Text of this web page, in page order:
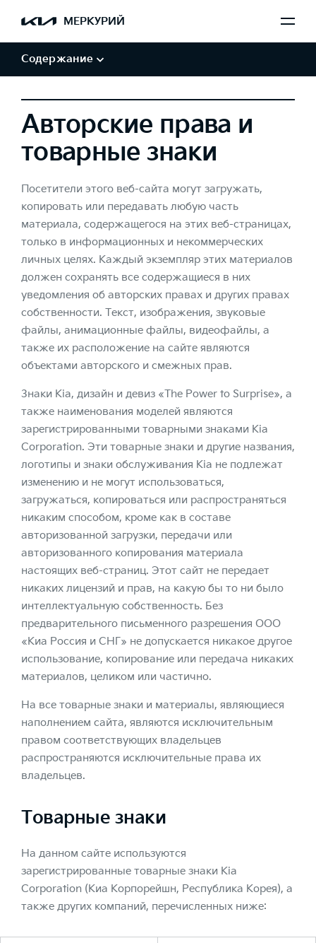
МЕРКУРИЙ
Содержание
Авторские права и товарные знаки
Авторские права и
товарные знаки
Посетители этого веб-сайта могут загружать,
копировать или передавать любую часть
материала, содержащегося на этих веб-страницах,
только в информационных и некоммерческих
личных целях. Каждый экземпляр этих материалов
должен сохранять все содержащиеся в них
уведомления об авторских правах и других правах
собственности. Текст, изображения, звуковые
файлы, анимационные файлы, видеофайлы, а
также их расположение на сайте являются
объектами авторского и смежных прав.
Знаки Kia, дизайн и девиз «The Power to Surprise», а
также наименования моделей являются
зарегистрированными товарными знаками Kia
Corporation. Эти товарные знаки и другие названия,
логотипы и знаки обслуживания Kia не подлежат
изменению и не могут использоваться,
загружаться, копироваться или распространяться
никаким способом, кроме как в составе
авторизованной загрузки, передачи или
авторизованного копирования материала
настоящих веб-страниц. Этот сайт не передает
никаких лицензий и прав, на какую бы то ни было
интеллектуальную собственность. Без
предварительного письменного разрешения ООО
«Киа Россия и СНГ» не допускается никакое другое
использование, копирование или передача никаких
материалов, целиком или частично.
На все товарные знаки и материалы, являющиеся
наполнением сайта, являются исключительным
правом соответствующих владельцев
распространяются исключительные права их
владельцев.
Товарные знаки
На данном сайте используются
зарегистрированные товарные знаки Kia
Corporation (Киа Корпорейшн, Республика Корея), а
также других компаний, перечисленных ниже: